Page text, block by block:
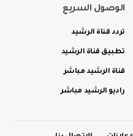
الوصول السريع
تردد قناة الرشيد
تطبيق قناة الرشيد
قناة الرشيد مباشر
راديو الرشيد مباشر